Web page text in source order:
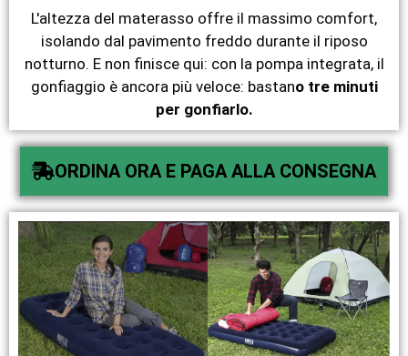
L'altezza del materasso offre il massimo comfort,
isolando dal pavimento freddo durante il riposo
notturno. E non finisce qui: con la pompa integrata, il
gonfiaggio è ancora più veloce: bastano tre minuti
per gonfiarlo.
ORDINA ORA E PAGA ALLA CONSEGNA